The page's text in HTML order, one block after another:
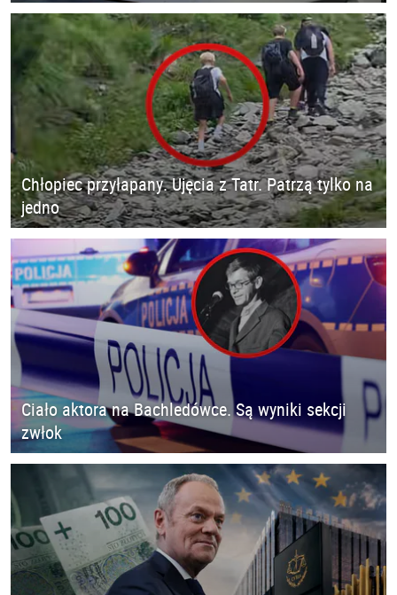
Chłopiec przyłapany. Ujęcia z Tatr. Patrzą tylko na
jedno
Ciało aktora na Bachledówce. Są wyniki sekcji
zwłok